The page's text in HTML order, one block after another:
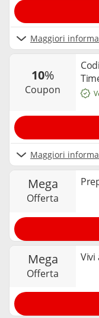
Maggiori
10%
coupon
Maggiori
mega
offerta
mega
offerta
Vivi